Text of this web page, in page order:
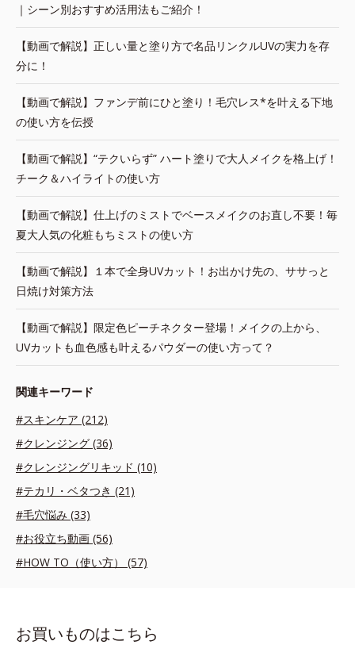
｜シーン別おすすめ活用法もご紹介！
【動画で解説】正しい量と塗り方で名品リンクルUVの実力を存
分に！
【動画で解説】ファンデ前にひと塗り！毛穴レス*を叶える下地
の使い方を伝授
【動画で解説】“テクいらず” ハート塗りで大人メイクを格上げ！
チーク＆ハイライトの使い方
【動画で解説】仕上げのミストでベースメイクのお直し不要！毎
夏大人気の化粧もちミストの使い方
【動画で解説】１本で全身UVカット！お出かけ先の、ササっと
日焼け対策方法
【動画で解説】限定色ピーチネクター登場！メイクの上から、
UVカットも血色感も叶えるパウダーの使い方って？
関連キーワード
#スキンケア (212)
#クレンジング (36)
#クレンジングリキッド (10)
#テカリ・ベタつき (21)
#毛穴悩み (33)
#お役立ち動画 (56)
#HOW TO（使い方） (57)
お買いものはこちら